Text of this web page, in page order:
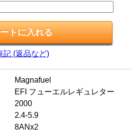
記 (返品など)
Magnafuel
EFI フューエルレギュレター
2000
2.4-5.9
8ANx2